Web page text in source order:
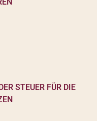
STEUER FÜR DIE